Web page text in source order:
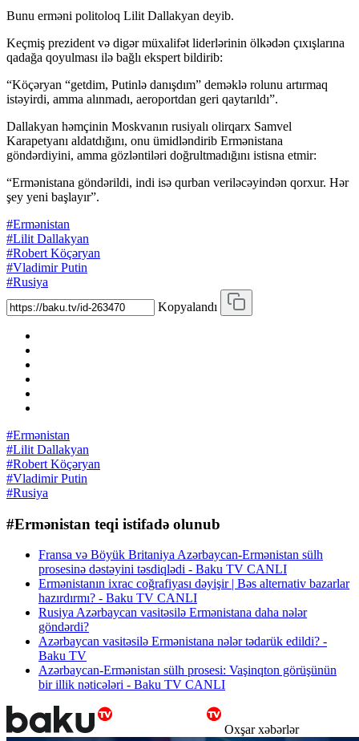
Bunu erməni politoloq Lilit Dallakyan deyib.
Keçmiş prezident və digər müxalifət liderlərinin ölkədən çıxışlarına
qadağa qoyulması ilə bağlı ekspert bildirib:
“Köçəryan “getdim, Putinlə danışdım” deməklə rolunu artırmaq
istəyirdi, amma alınmadı, aeroportdan geri qaytarıldı”.
Dallakyan həmçinin Moskvanın rusiyalı olirqarx Samvel
Karapetyanı aldatdığını, onu ümidləndirib Ermənistana
göndərdiyini, amma gözləntiləri doğrultmadığını istisna etmir:
“Ermənistana göndərildi, indi isə qurban veriləcəyindən qorxur. Hər
şey yeni başlayır”.
#Ermənistan
#Lilit Dallakyan
#Robert Köçəryan
#Vladimir Putin
#Rusiya
Kopyalandı
#Ermənistan
#Lilit Dallakyan
#Robert Köçəryan
#Vladimir Putin
#Rusiya
#Ermənistan teqi istifadə olunub
Fransa və Böyük Britaniya Azərbaycan-Ermənistan sülh
prosesinə dəstəyini təsdiqlədi - Baku TV CANLI
Ermənistanın ixrac coğrafiyası dəyişir | Bəs alternativ bazarlar
hazırdırmı? - Baku TV CANLI
Rusiya Azərbaycan vasitəsilə Ermənistana daha nələr
göndərdi?
Azərbaycan vasitəsilə Ermənistana nələr tədarük edildi? -
Baku TV
Azərbaycan-Ermənistan sülh prosesi: Vaşinqton görüşünün
bir illik nəticələri - Baku TV CANLI
Oxşar xəbərlər